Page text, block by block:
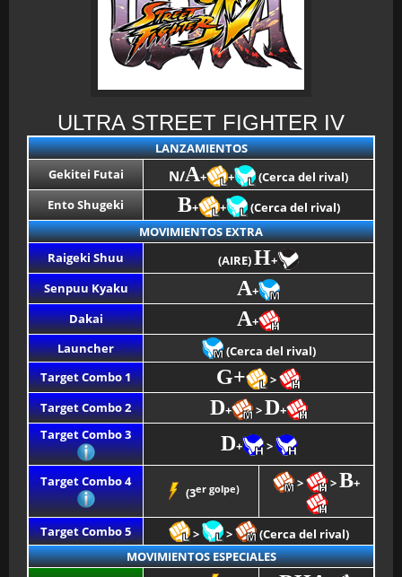
ULTRA STREET FIGHTER IV
LANZAMIENTOS
Gekitei Futai
N/A+ +
(Cerca del rival)
Ento Shugeki
B+ +
(Cerca del rival)
MOVIMIENTOS EXTRA
Raigeki Shuu
(AIRE)H+
Senpuu Kyaku
A+
Dakai
A+
Launcher
(Cerca del rival)
Target Combo 1
G+
>
Target Combo 2
D+ >D+
Target Combo 3
D+ >
Target Combo 4
(3er golpe) > >B+
Target Combo 5 > >
(Cerca del rival)
MOVIMIENTOS ESPECIALES